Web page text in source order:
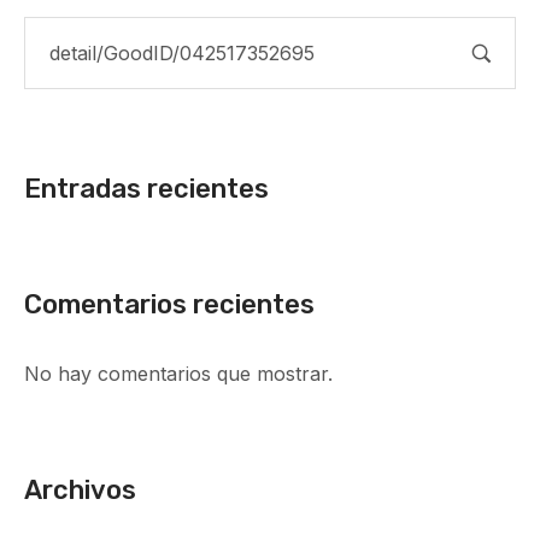
Entradas recientes
Comentarios recientes
No hay comentarios que mostrar.
Archivos